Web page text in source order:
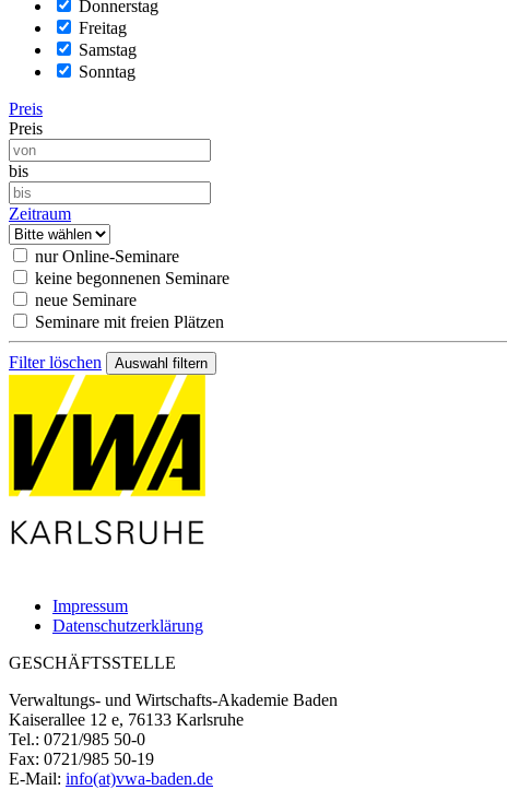
Donnerstag
Freitag
Samstag
Sonntag
Preis
Preis
bis
Zeitraum
nur Online-Seminare
keine begonnenen Seminare
neue Seminare
Seminare mit freien Plätzen
Filter löschen
Impressum
Datenschutzerklärung
GESCHÄFTSSTELLE
Verwaltungs- und Wirtschafts-Akademie Baden
Kaiserallee 12 e, 76133 Karlsruhe
Tel.: 0721/985 50-0
Fax: 0721/985 50-19
E-Mail: info(at)vwa-baden.de